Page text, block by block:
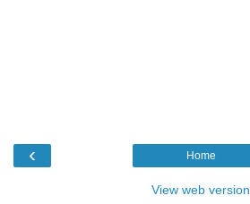
‹ Home
View web version